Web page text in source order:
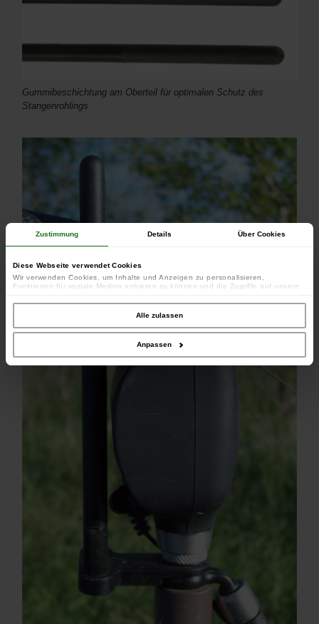
Zustimmung Details Über Cookies
Diese Webseite verwendet Cookies
Wir verwenden Cookies, um Inhalte und Anzeigen zu personalisieren,
Funktionen für soziale Medien anbieten zu können und die Zugriffe auf unsere
unserer Website an unsere Partner für soziale Medien, Werbung und Analysen
weiter. Unsere Partner führen diese Informationen möglicherweise mit weiteren
Daten zusammen, die Sie ihnen bereitgestellt haben oder die sie im Rahmen
Ihrer Nutzung der Dienste gesammelt haben.
Alle zulassen
Anpassen
Gummibeschichtung am Oberteil für optimalen Schutz des
Stangenrohlings